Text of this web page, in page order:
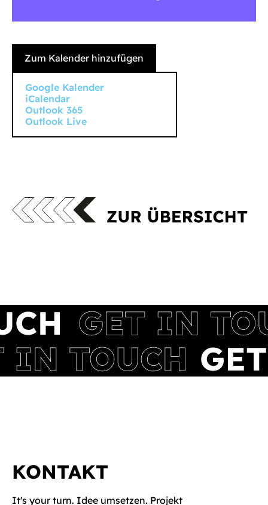
Zum Kalender hinzufügen
Google Kalender
iCalendar
Outlook 365
Outlook Live
KONTAKT
It's your turn. Idee umsetzen. Projekt